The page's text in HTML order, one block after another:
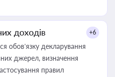
доходів +6
обов’язку декларування
джерел, визначення
правил